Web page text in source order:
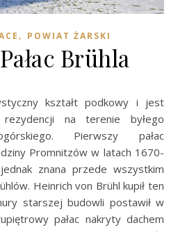
, POWIAT ŻARSKI
Brühla
na terenie byłego
Pierwszy pałac
Promnitzów w latach 1670-
znana przede wszystkim
Heinrich von Brühl kupił ten
starszej budowli postawił w
pałac nakryty dachem